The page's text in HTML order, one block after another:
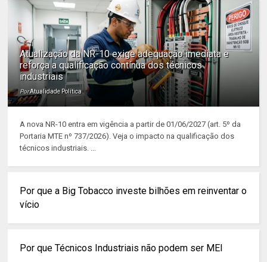
Atualização da NR-10 exige adequação imediata e
reforça a qualificação contínua dos técnicos
industriais
PorAtualidade Política
A nova NR-10 entra em vigência a partir de 01/06/2027 (art. 5º da
Portaria MTE nº 737/2026). Veja o impacto na qualificação dos
técnicos industriais. ...
Por que a Big Tobacco investe bilhões em reinventar o
vício
Por que Técnicos Industriais não podem ser MEI